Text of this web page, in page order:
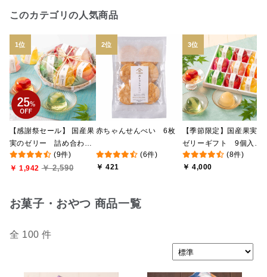
このカテゴリの人気商品
【感謝祭セール】 国産果
実のゼリー 詰め合わ
せ 5個入り 【かごセ
ロファンラッピング／の
(9件)
￥ 1,942 ￥ 2,590
赤ちゃんせんべい 6枚
(6件)
￥ 421
【季節限定】国産果実の
ゼリーギフト 9個入
【化粧箱包装付】
(8件)
￥ 4,000
お菓子・おやつ 商品一覧
全 100 件